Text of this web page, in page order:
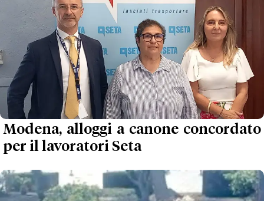
Modena, alloggi a canone concordato
per il lavoratori Seta